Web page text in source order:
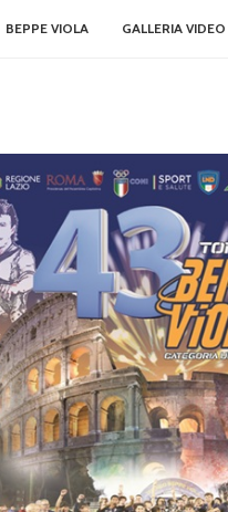
BEPPE VIOLA GALLERIA VIDEO